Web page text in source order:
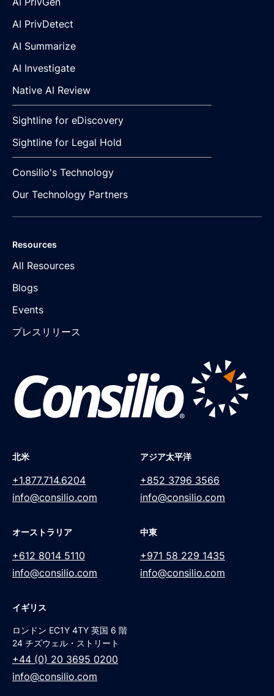
AI PrivDetect
AI Summarize
AI Investigate
Native AI Review
Sightline for eDiscovery
Sightline for Legal Hold
Consilio's Technology
Our Technology Partners
Resources
All Resources
Blogs
Events
プレスリリース
北米
+1.877.714.6204
info@consilio.com
アジア太平洋
+852 3796 3566
info@consilio.com
オーストラリア
+612 8014 5110
info@consilio.com
中東
+971 58 229 1435
info@consilio.com
イギリス
ロンドン EC1Y 4TY 英国 6 階
24 チズウェル・ストリート
+44 (0) 20 3695 0200
info@consilio.com